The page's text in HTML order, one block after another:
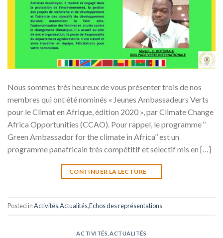
Nous sommes très heureux de vous présenter trois de nos
membres qui ont été nominés « Jeunes Ambassadeurs Verts
pour le Climat en Afrique, édition 2020 », par Climate Change
Africa Opportunities (CCAO). Pour rappel, le programme ‘’
Green Ambassador for the climate in Africa’’ est un
programme panafricain très compétitif et sélectif mis en […]
CONTINUER LA LECTURE →
Posted inActivités,Actualités,Echos des représentations
ACTIVITÉS ACTUALITÉS